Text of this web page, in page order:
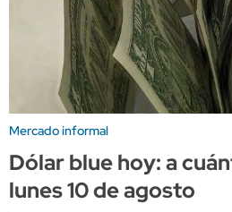
Mercado informal
Dólar blue hoy: a
lunes 10 de agosto